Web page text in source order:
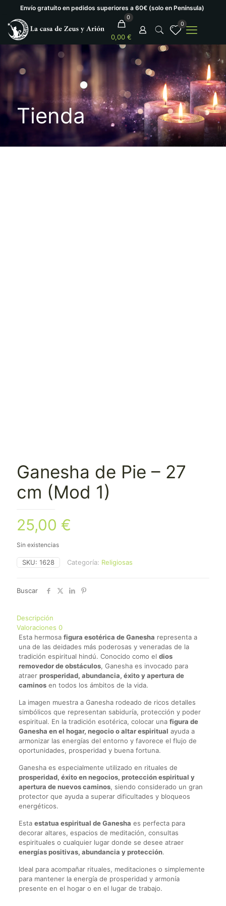
Envío gratuíto en pedidos superiores a 60€ (solo en Península)
0
0,00 €
0
Tienda
Ganesha de Pie – 27
cm (Mod 1)
25,00 €
Sin existencias
SKU: 1628 Categoría: Religiosas
Buscar
Descripción
Valoraciones 0
Esta hermosa figura esotérica de Ganesha representa a
una de las deidades más poderosas y veneradas de la
tradición espiritual hindú. Conocido como el dios
removedor de obstáculos, Ganesha es invocado para
atraer prosperidad, abundancia, éxito y apertura de
caminosen todos los ámbitos de la vida.
La imagen muestra a Ganesha rodeado de ricos detalles
simbólicos que representan sabiduría, protección y poder
espiritual. En la tradición esotérica, colocar una figura de
Ganesha en el hogar, negocio o altar espiritual ayuda a
armonizar las energías del entorno y favorece el flujo de
oportunidades, prosperidad y buena fortuna.
Ganesha es especialmente utilizado en rituales de
prosperidad, éxito en negocios, protección espiritual y
apertura de nuevos caminos, siendo considerado un gran
protector que ayuda a superar dificultades y bloqueos
energéticos.
Esta estatua espiritual de Ganesha es perfecta para
decorar altares, espacios de meditación, consultas
espirituales o cualquier lugar donde se desee atraer
energías positivas, abundancia y protección.
Ideal para acompañar rituales, meditaciones o simplemente
para mantener la energía de prosperidad y armonía
presente en el hogar o en el lugar de trabajo.